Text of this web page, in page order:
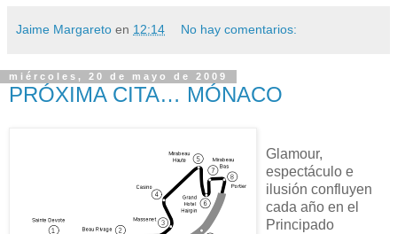
Jaime Margareto en 12:14 No hay comentarios:
miércoles, 20 de mayo de 2009
PRÓXIMA CITA… MÓNACO
Glamour,
espectáculo e
ilusión confluyen
cada año en el
Principado